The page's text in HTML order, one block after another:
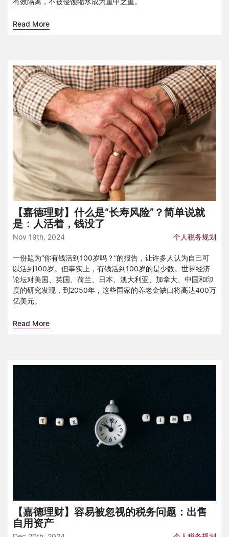
Read More
【嘉德理财】什么是“长寿风险”？简单说就
是：人活着，钱没了
Nov 19th, 2024 个人税务规划
一份题为“你有钱活到100岁吗？”的报告，让许多人认为自己可
以活到100岁。但事实上，有钱活到100岁的是少数。世界经济
论坛对美国、英国、荷兰、日本、澳大利亚、加拿大、中国和印
度的研究发现，到2050年，这些国家的养老金缺口将高达400万
亿美元。
Read More
【嘉德理财】容易被忽视的税务问题：出售
自用资产